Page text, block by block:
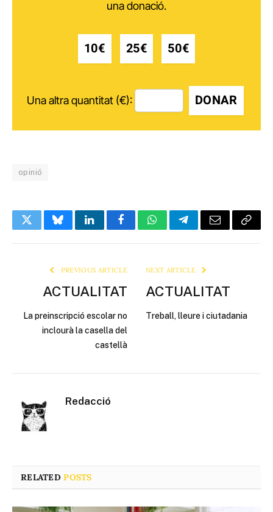
una donació.
10€ 25€ 50€
Una altra quantitat (€): DONAR
opinió
TwitterBlueskyLinkedInFacebookWhatsAppTelegramEmail Copy
PREVIOUS ARTICLE
ACTUALITAT
La preinscripció escolar no
inclourà la casella del
castellà
NEXT ARTICLE
ACTUALITAT
Treball, lleure i ciutadania
Redacció
RELATEDPOSTS